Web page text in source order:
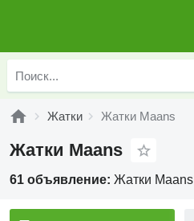
Жатки Жатки Maans
Жатки Maans
61 объявление: Жатки Maans